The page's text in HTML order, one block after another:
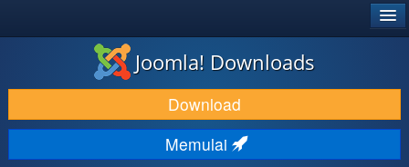
DOWNLOAD & KEMBANGKAN
TEMUKAN & PELAJARI
DUKUNGAN & KOMUNITAS
Joomla! Downloads
Download
Memulai